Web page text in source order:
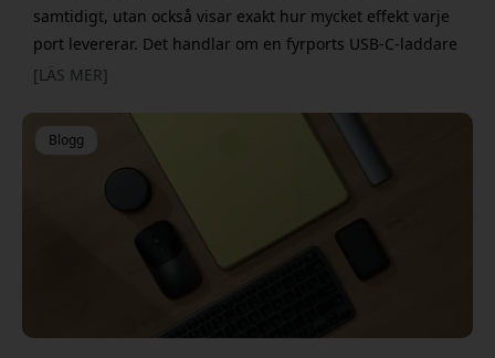
samtidigt, utan också visar exakt hur mycket effekt varje
port levererar. Det handlar om en fyrports USB-C-laddare
med upp till 140W total effekt, vilket gör att du kan driva
kunna ersätta flera laddare med en mer stilren lösning
som håller kablarna i schack. Det är den
[LÄS MER]
Blogg